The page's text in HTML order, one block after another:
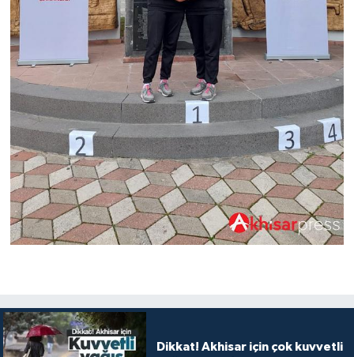
Dikkat! Akhisar için çok kuvvetli